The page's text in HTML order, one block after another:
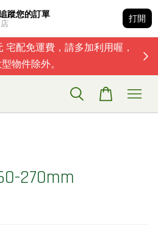
蹤您的訂單 打開
宅配免運費，請多加利用喔，
物件除外。
270mm